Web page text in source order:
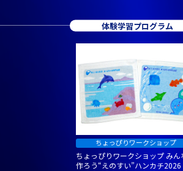
体験学習プログラム
ちょっぴりワークショップ みん
作ろう“えのすい”ハンカチ2026